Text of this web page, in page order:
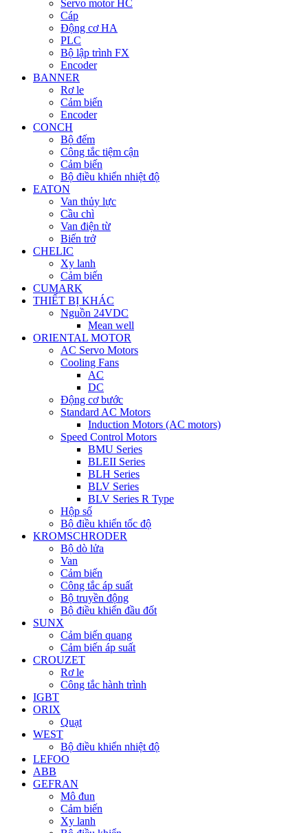
Servo motor HC
Cáp
Động cơ HA
PLC
Bộ lập trình FX
Encoder
BANNER
Rơ le
Cảm biến
Encoder
CONCH
Bộ đếm
Công tắc tiệm cận
Cảm biến
Bộ điều khiển nhiệt độ
EATON
Van thủy lực
Cầu chì
Van điện từ
Biến trở
CHELIC
Xy lanh
Cảm biến
CUMARK
THIẾT BỊ KHÁC
Nguồn 24VDC
Mean well
ORIENTAL MOTOR
AC Servo Motors
Cooling Fans
AC
DC
Động cơ bước
Standard AC Motors
Induction Motors (AC motors)
Speed Control Motors
BMU Series
BLEII Series
BLH Series
BLV Series
BLV Series R Type
Hộp số
Bộ điều khiển tốc độ
KROMSCHRODER
Bộ dò lửa
Van
Cảm biến
Công tắc áp suất
Bộ truyền động
Bộ điều khiển đầu đốt
SUNX
Cảm biến quang
Cảm biến áp suất
CROUZET
Rơ le
Công tắc hành trình
IGBT
ORIX
Quạt
WEST
Bộ điều khiển nhiệt độ
LEFOO
ABB
GEFRAN
Mô đun
Cảm biến
Xy lanh